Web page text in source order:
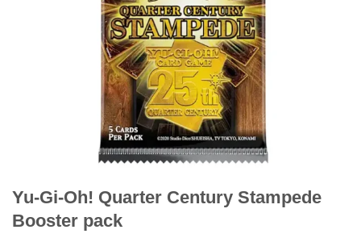
Yu-Gi-Oh! Quarter Century Stampede
Booster pack